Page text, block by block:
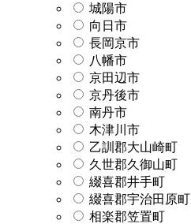
城陽市
向日市
長岡京市
八幡市
京田辺市
京丹後市
南丹市
木津川市
乙訓郡大山崎町
久世郡久御山町
綴喜郡井手町
綴喜郡宇治田原町
相楽郡笠置町